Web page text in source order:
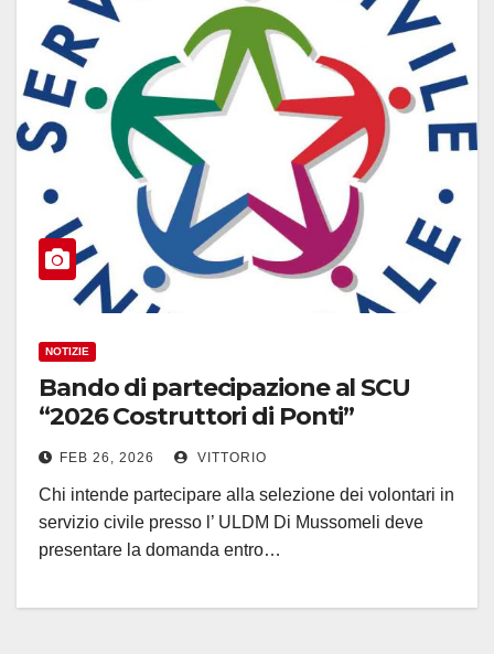
NOTIZIE
Bando di partecipazione al SCU
“2026 Costruttori di Ponti”
FEB 26, 2026 VITTORIO
Chi intende partecipare alla selezione dei volontari in
servizio civile presso l’ ULDM Di Mussomeli deve
presentare la domanda entro…